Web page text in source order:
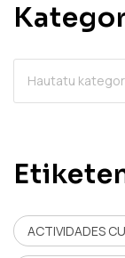
ACTIVIDADES